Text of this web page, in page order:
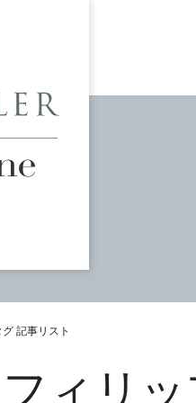
記事リスト